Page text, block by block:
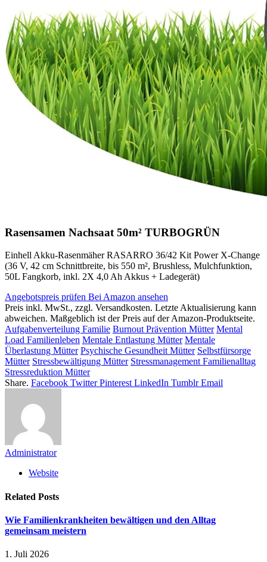
Rasensamen Nachsaat 50m² TURBOGRÜN
Einhell Akku-Rasenmäher RASARRO 36/42 Kit Power X-Change
(36 V, 42 cm Schnittbreite, bis 550 m², Brushless, Mulchfunktion,
50L Fangkorb, inkl. 2X 4,0 Ah Akkus + Ladegerät)
Angebotspreis prüfen Bei Amazon ansehen
Preis inkl. MwSt., zzgl. Versandkosten. Letzte Aktualisierung kann
abweichen. Maßgeblich ist der Preis auf der Amazon-Produktseite.
Aufgabenverteilung Familie Burnout Prävention Mütter Mental
Load Familienleben Mentale Entlastung Mütter Mentale
Überlastung Mütter Psychische Gesundheit Mütter Selbstfürsorge
Mütter Stressbewältigung Mütter Stressmanagement Familienalltag
Stressreduktion Mütter
Share. Facebook Twitter Pinterest LinkedIn Tumblr Email
Administrator
Website
Related Posts
Wie Familienkrankheiten bewältigen und den Alltag
gemeinsam meistern
1. Juli 2026